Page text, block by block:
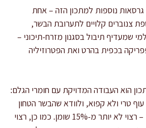
נוספות למתכון הזה – אחת
צנוברים קלויים לתערובת הבשר,
שמעדיף תיבול בסגנון מזרח-תיכוני –
בכפית בהרט ואת הפטרוזיליה
הוא העבודה המדויקת עם חומרי הגלם:
טרי ולא קפוא, ולוודא שהבשר הטחון
איכותי ולא שומני מדי – רצוי לא יותר מ-15% שומן. כמו כן, רצוי